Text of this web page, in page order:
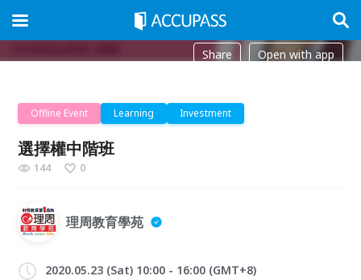
Share Open with app
Offline Event Learning Investment
選擇權中階班
144 0
理周教育學苑
2020.05.23 (Sat) 10:00 - 16:00 (GMT+8)